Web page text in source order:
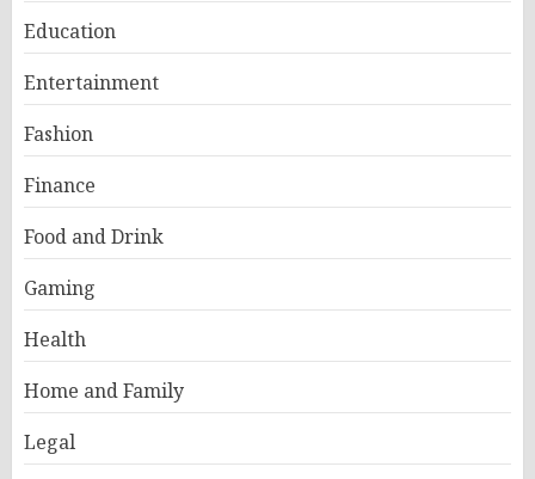
Education
Entertainment
Fashion
Finance
Food and Drink
Gaming
Health
Home and Family
Legal